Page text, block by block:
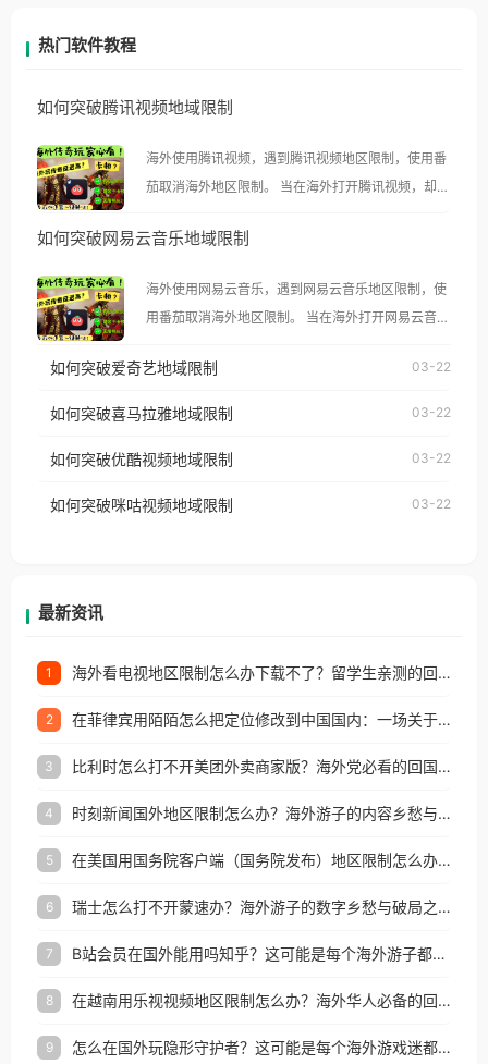
热门软件教程
如何突破腾讯视频地域限制
海外使用腾讯视频，遇到腾讯视频地区限制，使用番
茄取消海外地区限制。 当在海外打开腾讯视频，却突
示语。 海外用户如香港、澳门、台湾、美国、加拿
像其他音乐平台一样，出现地区及版权限制问题，且
仅能在中国大陆地区播放。 遇到这个问题的朋友们，
台湾、美国、加拿大、澳大利亚、欧洲等国家和地区
权限制所困扰。
如何突破网易云音乐地域限制
海外使用网易云音乐，遇到网易云音乐地区限制，使
用番茄取消海外地区限制。 当在海外打开网易云音
播放”的提示语。 海外用户如香港、澳门、台湾、美
制问题，且仅能在中国大陆地区播放。 遇到这个问题
户收听网易云音乐地区版权限制」的问题，无论人在
如何突破爱奇艺地域限制 03-22
如何突破喜马拉雅地域限制 03-22
如何突破优酷视频地域限制 03-22
如何突破咪咕视频地域限制 03-22
最新资讯
1 海外看电视地区限制怎么办下载不了？留学生亲测的回国加速方案（附2026世界杯观赛技巧）
2 在菲律宾用陌陌怎么把定位修改到中国国内：一场关于归属感与连接的探索
3 比利时怎么打不开美团外卖商家版？海外党必看的回国加速全攻略
4 时刻新闻国外地区限制怎么办？海外游子的内容乡愁与破局之路
5 在美国用国务院客户端（国务院发布）地区限制怎么办？3步解决海外看国内内容难题
6 瑞士怎么打不开蒙速办？海外游子的数字乡愁与破局之路
7 B站会员在国外能用吗知乎？这可能是每个海外游子都问过的问题
8 在越南用乐视视频地区限制怎么办？海外华人必备的回国加速攻略
9 怎么在国外玩隐形守护者？这可能是每个海外游戏迷都问过的问题